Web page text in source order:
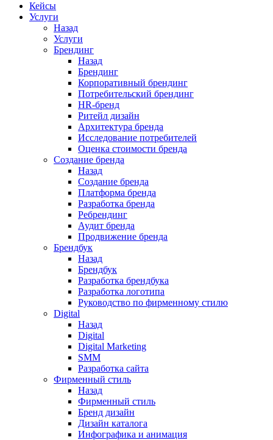
Кейсы
Услуги
Назад
Услуги
Брендинг
Назад
Брендинг
Корпоративный брендинг
Потребительский брендинг
НR-бренд
Ритейл дизайн
Архитектура бренда
Исследование потребителей
Оценка стоимости бренда
Создание бренда
Назад
Создание бренда
Платформа бренда
Разработка бренда
Ребрендинг
Аудит бренда
Продвижение бренда
Брендбук
Назад
Брендбук
Разработка брендбука
Разработка логотипа
Руководство по фирменному стилю
Digital
Назад
Digital
Digital Marketing
SMM
Разработка сайта
Фирменный стиль
Назад
Фирменный стиль
Бренд дизайн
Дизайн каталога
Инфографика и анимация